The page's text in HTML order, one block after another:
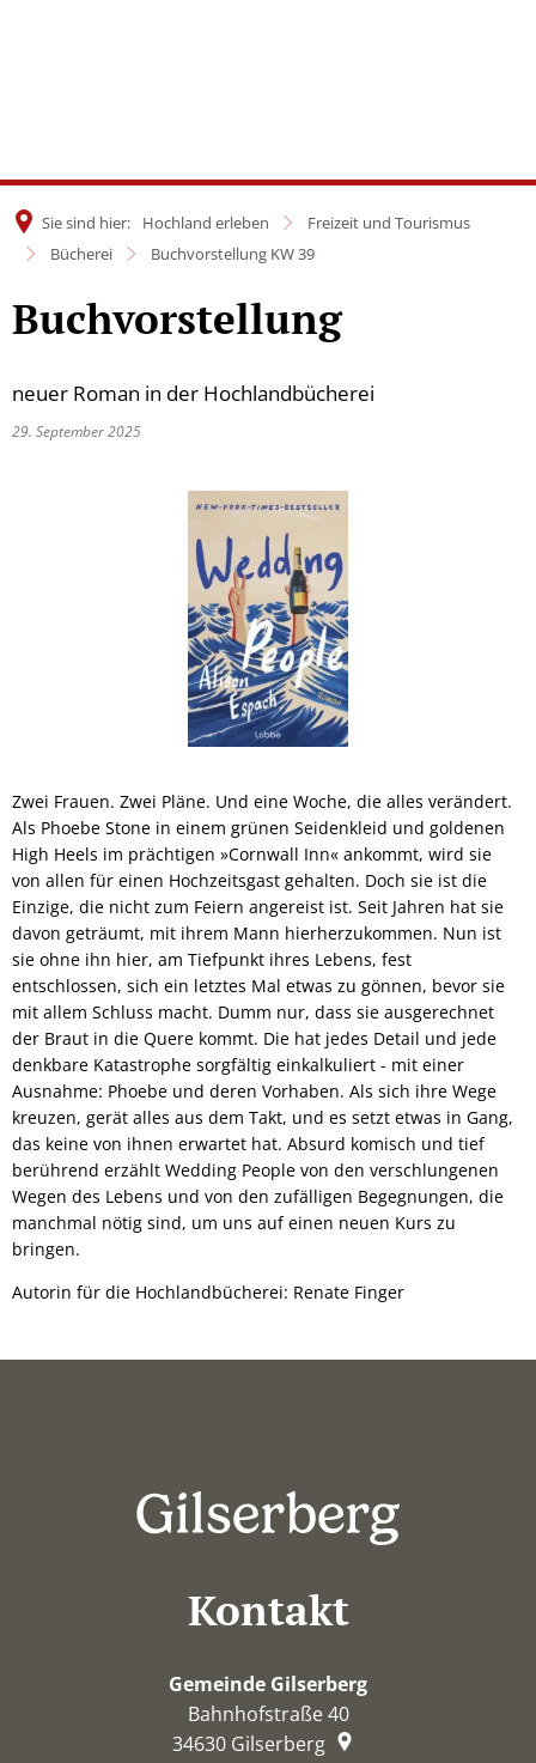
Sie sind hier: Hochland erleben
Freizeit und Tourismus
Bücherei
Buchvorstellung KW 39
Buchvorstellung
neuer Roman in der Hochlandbücherei
29. September 2025
Zwei Frauen. Zwei Pläne. Und eine Woche, die alles verändert.
Als Phoebe Stone in einem grünen Seidenkleid und goldenen
High Heels im prächtigen »Cornwall Inn« ankommt, wird sie
von allen für einen Hochzeitsgast gehalten. Doch sie ist die
Einzige, die nicht zum Feiern angereist ist. Seit Jahren hat sie
davon geträumt, mit ihrem Mann hierherzukommen. Nun ist
sie ohne ihn hier, am Tiefpunkt ihres Lebens, fest
entschlossen, sich ein letztes Mal etwas zu gönnen, bevor sie
mit allem Schluss macht. Dumm nur, dass sie ausgerechnet
der Braut in die Quere kommt. Die hat jedes Detail und jede
denkbare Katastrophe sorgfältig einkalkuliert - mit einer
Ausnahme: Phoebe und deren Vorhaben. Als sich ihre Wege
kreuzen, gerät alles aus dem Takt, und es setzt etwas in Gang,
das keine von ihnen erwartet hat. Absurd komisch und tief
berührend erzählt Wedding People von den verschlungenen
Wegen des Lebens und von den zufälligen Begegnungen, die
manchmal nötig sind, um uns auf einen neuen Kurs zu
bringen.
Autorin für die Hochlandbücherei: Renate Finger
Kontakt
Gemeinde Gilserberg
Bahnhofstraße 40
34630 Gilserberg